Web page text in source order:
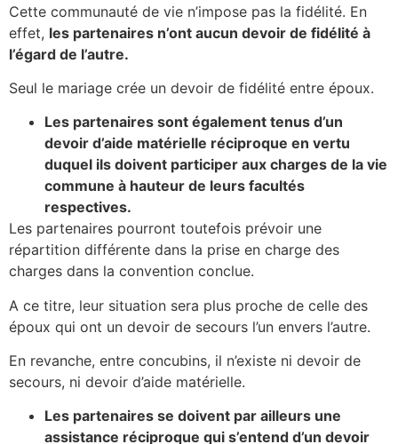
Cette communauté de vie n’impose pas la fidélité. En
effet, les partenaires n’ont aucun devoir de fidélité à
l’égard de l’autre.
Seul le mariage crée un devoir de fidélité entre époux.
Les partenaires sont également tenus d’un
devoir d’aide matérielle réciproque en vertu
duquel ils doivent participer aux charges de la vie
commune à hauteur de leurs facultés
respectives.
Les partenaires pourront toutefois prévoir une
répartition différente dans la prise en charge des
charges dans la convention conclue.
A ce titre, leur situation sera plus proche de celle des
époux qui ont un devoir de secours l’un envers l’autre.
En revanche, entre concubins, il n’existe ni devoir de
secours, ni devoir d’aide matérielle.
Les partenaires se doivent par ailleurs une
assistance réciproque qui s’entend d’un devoir